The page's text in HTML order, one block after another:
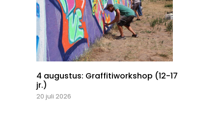
4 augustus: Graffitiworkshop (12-17
jr.)
20 juli 2026